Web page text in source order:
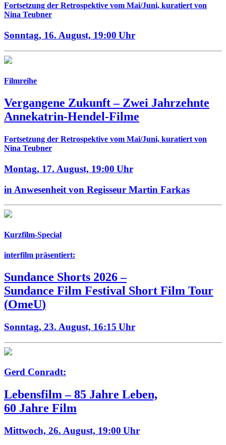
Fortsetzung der Retrospektive vom Mai/Juni, kuratiert von
Nina Teubner
Sonntag, 16. August, 19:00 Uhr
Filmreihe
Vergangene Zukunft – Zwei Jahrzehnte
Annekatrin-Hendel-Filme
Fortsetzung der Retrospektive vom Mai/Juni, kuratiert von
Nina Teubner
Montag, 17. August, 19:00 Uhr
in Anwesenheit von Regisseur Martin Farkas
Kurzfilm-Special
interfilm präsentiert:
Sundance Shorts 2026–
Sundance Film Festival Short Film Tour
(OmeU)
Sonntag, 23. August, 16:15 Uhr
Gerd Conradt:
Lebensfilm – 85 Jahre Leben,
60 Jahre Film
Mittwoch, 26. August, 19:00 Uhr